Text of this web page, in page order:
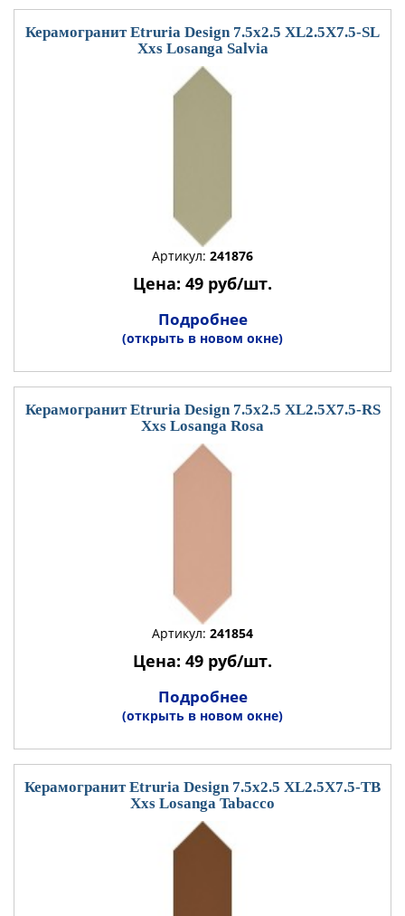
Керамогранит Etruria Design 7.5x2.5 XL2.5X7.5-SL
Xxs Losanga Salvia
Артикул: 241876
Цена: 49 руб/шт.
Подробнее
(открыть в новом окне)
Керамогранит Etruria Design 7.5x2.5 XL2.5X7.5-RS
Xxs Losanga Rosa
Артикул: 241854
Цена: 49 руб/шт.
Подробнее
(открыть в новом окне)
Керамогранит Etruria Design 7.5x2.5 XL2.5X7.5-TB
Xxs Losanga Tabacco